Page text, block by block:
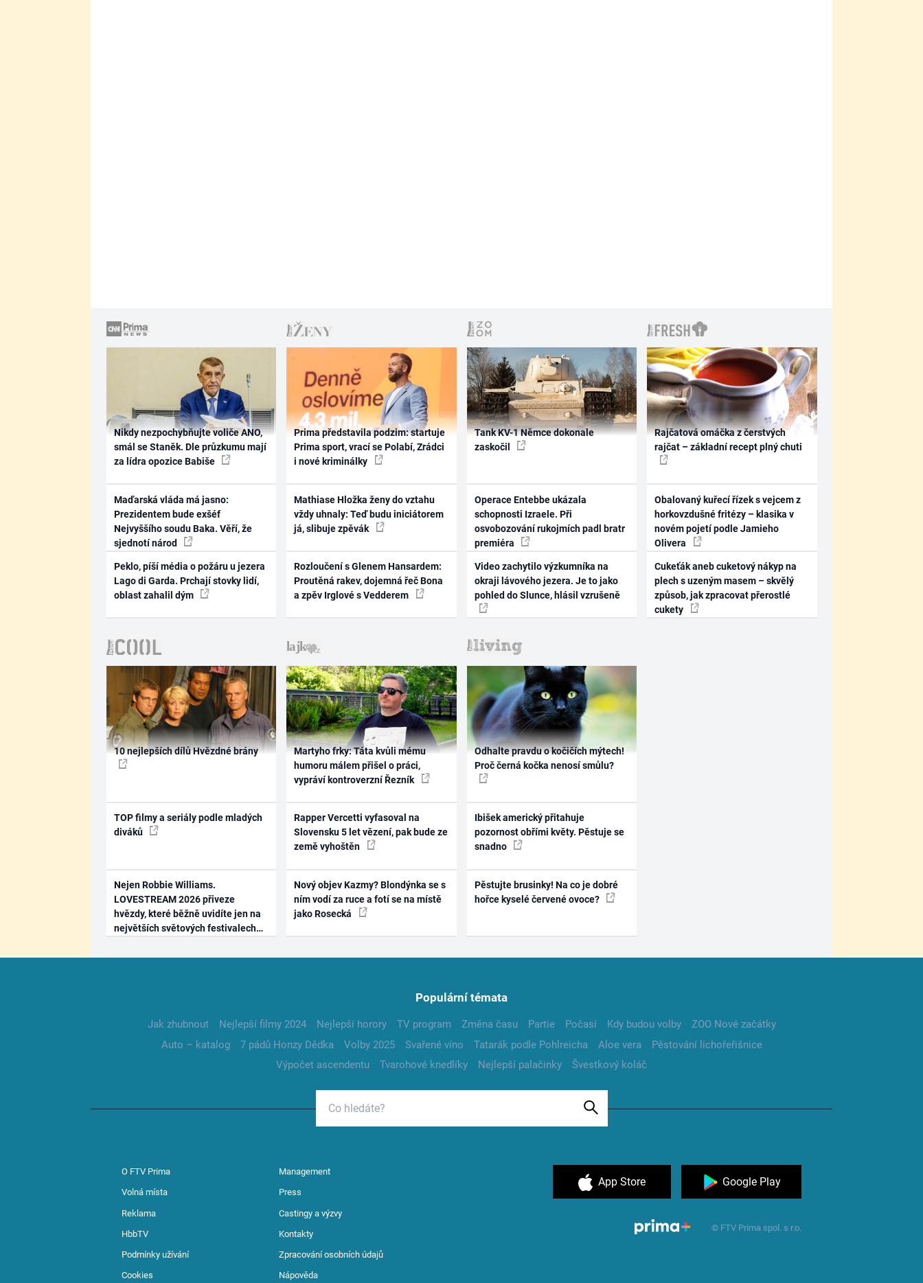
Nikdy nezpochybňujte voliče ANO,
smál se Staněk. Dle průzkumu mají
za lídra opozice Babiše
Maďarská vláda má jasno:
Prezidentem bude exšéf
Nejvyššího soudu Baka. Věří, že
sjednotí národ
Peklo, píší média o požáru u jezera
Lago di Garda. Prchají stovky lidí,
oblast zahalil dým
Prima představila podzim: startuje
Prima sport, vrací se Polabí, Zrádci
i nové kriminálky
Mathiase Hložka ženy do vztahu
vždy uhnaly: Teď budu iniciátorem
já, slibuje zpěvák
Rozloučení s Glenem Hansardem:
Proutěná rakev, dojemná řeč Bona
a zpěv Irglové s Vedderem
Tank KV-1 Němce dokonale
zaskočil
Operace Entebbe ukázala
schopnosti Izraele. Při
osvobozování rukojmích padl bratr
premiéra
Video zachytilo výzkumníka na
okraji lávového jezera. Je to jako
pohled do Slunce, hlásil vzrušeně
Rajčatová omáčka z čerstvých
rajčat – základní recept plný chuti
Obalovaný kuřecí řízek s vejcem z
horkovzdušné fritézy – klasika v
novém pojetí podle Jamieho
Olivera
Cukeťák aneb cuketový nákyp na
plech s uzeným masem – skvělý
způsob, jak zpracovat přerostlé
cukety
10 nejlepších dílů Hvězdné brány
TOP filmy a seriály podle mladých
diváků
Nejen Robbie Williams.
LOVESTREAM 2026 přiveze
hvězdy, které běžně uvidíte jen na
největších světových festivalech
Martyho frky: Táta kvůli mému
humoru málem přišel o práci,
vypráví kontroverzní Řezník
Rapper Vercetti vyfasoval na
Slovensku 5 let vězení, pak bude ze
země vyhoštěn
Nový objev Kazmy? Blondýnka se s
ním vodí za ruce a fotí se na místě
jako Rosecká
Odhalte pravdu o kočičích mýtech!
Proč černá kočka nenosí smůlu?
Ibišek americký přitahuje
pozornost obřími květy. Pěstuje se
snadno
Pěstujte brusinky! Na co je dobré
hořce kyselé červené ovoce?
Populární témata
Jak zhubnout Nejlepší filmy 2024 Nejlepší horory TV program Změna času Partie Počasí Kdy budou volby
ZOO Nové začátky
Auto – katalog
7 pádů Honzy Dědka Volby 2025 Svařené víno Tatarák podle Pohlreicha Aloe vera
Pěstování lichořeřišnice
Výpočet ascendentu
Tvarohové knedlíky Nejlepší palačinky Švestkový koláč
O FTV Prima Management
Volná místa Press
Reklama Castingy a výzvy
HbbTV Kontakty
Podmínky užívání Zpracování osobních údajů
Cookies Nápověda
App Store Google Play
© FTV Prima spol. s r.o.